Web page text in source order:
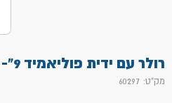
רולר עם ידית פוליאמיד 9"- ROLLING DOG
מק"ט: 60297